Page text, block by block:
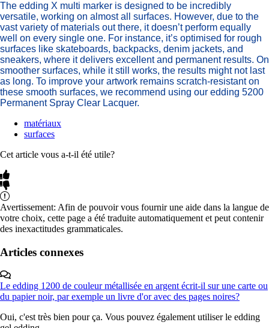
The edding X multi marker is designed to be incredibly
versatile, working on almost all surfaces. However, due to the
vast variety of materials out there, it doesn’t perform equally
well on every single one. For instance, it’s optimised for rough
surfaces like skateboards, backpacks, denim jackets, and
sneakers, where it delivers excellent and permanent results. On
smoother surfaces, while it still works, the results might not last
as long. To improve your artwork remains scratch-resistant on
these smooth surfaces, we recommend using our edding 5200
Permanent Spray Clear Lacquer.
matériaux
surfaces
Cet article vous a-t-il été utile?
Avertissement: Afin de pouvoir vous fournir une aide dans la langue de
votre choix, cette page a été traduite automatiquement et peut contenir
des inexactitudes grammaticales.
Articles connexes
Le edding 1200 de couleur métallisée en argent écrit-il sur une carte ou
du papier noir, par exemple un livre d'or avec des pages noires?
Oui, c'est très bien pour ça. Vous pouvez également utiliser le edding